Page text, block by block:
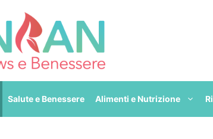
Salute e Benessere Alimenti e Nutrizione